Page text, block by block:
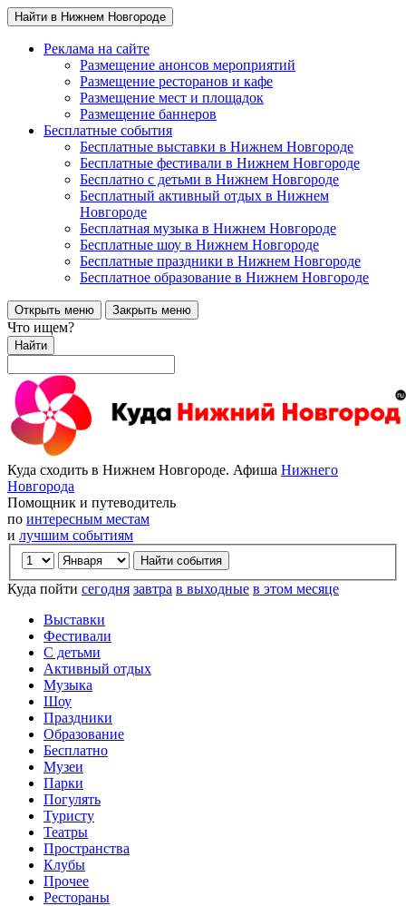
Найти в Нижнем Новгороде
Реклама на сайте
Размещение анонсов мероприятий
Размещение ресторанов и кафе
Размещение мест и площадок
Размещение баннеров
Бесплатные события
Бесплатные выставки в Нижнем Новгороде
Бесплатные фестивали в Нижнем Новгороде
Бесплатно с детьми в Нижнем Новгороде
Бесплатный активный отдых в Нижнем
Новгороде
Бесплатная музыка в Нижнем Новгороде
Бесплатные шоу в Нижнем Новгороде
Бесплатные праздники в Нижнем Новгороде
Бесплатное образование в Нижнем Новгороде
Открыть меню Закрыть меню
Что ищем?
Найти
Куда сходить в Нижнем Новгороде. Афиша Нижнего
Новгорода
Помощник и путеводитель
по интересным местам
и лучшим событиям
Куда пойти сегодня завтра в выходные в этом месяце
Выставки
Фестивали
С детьми
Активный отдых
Музыка
Шоу
Праздники
Образование
Бесплатно
Музеи
Парки
Погулять
Туристу
Театры
Пространства
Клубы
Прочее
Рестораны